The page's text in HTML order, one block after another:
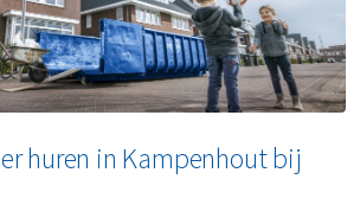
huren in Kampenhout bij